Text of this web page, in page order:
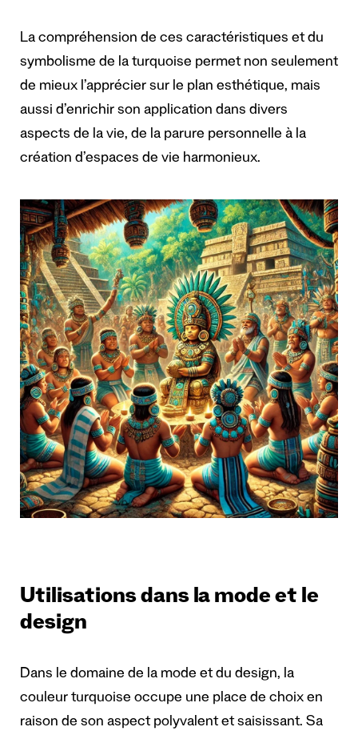
La compréhension de ces caractéristiques et du
symbolisme de la turquoise permet non seulement
de mieux l’apprécier sur le plan esthétique, mais
aussi d’enrichir son application dans divers
aspects de la vie, de la parure personnelle à la
création d’espaces de vie harmonieux.
Utilisations dans la mode et le
design
Dans le domaine de la mode et du design, la
couleur turquoise occupe une place de choix en
raison de son aspect polyvalent et saisissant. Sa